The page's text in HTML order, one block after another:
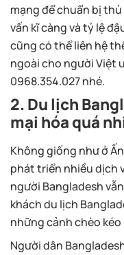
mạng để chuẩn bị
vấn kĩ càng và tỷ lệ
cũng có thể liên hệ
ngoài cho người Việt
0968.354.027 nhé.
2. Du lịch
mại hóa quá
Không giống như ở
phát triển nhiều dịch
người Bangladesh
khách du lịch
những cảnh chèo
Người dân